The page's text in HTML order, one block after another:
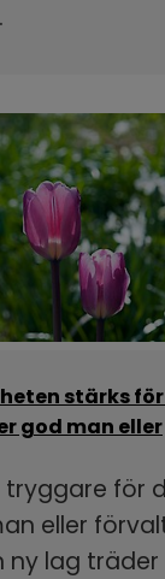
stärks
god man eller
tryggare för
eller
ny lag